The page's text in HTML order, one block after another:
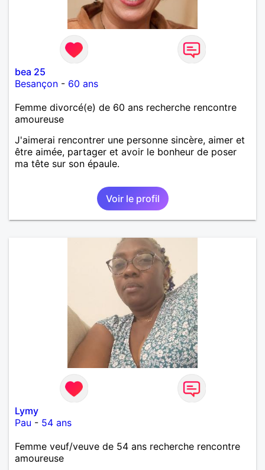
bea 25
Besançon - 60 ans
Femme divorcé(e) de 60 ans recherche rencontre
amoureuse
J'aimerai rencontrer une personne sincère, aimer et
être aimée, partager et avoir le bonheur de poser
ma tête sur son épaule.
Voir le profil
Lymy
Pau - 54 ans
Femme veuf/veuve de 54 ans recherche rencontre
amoureuse